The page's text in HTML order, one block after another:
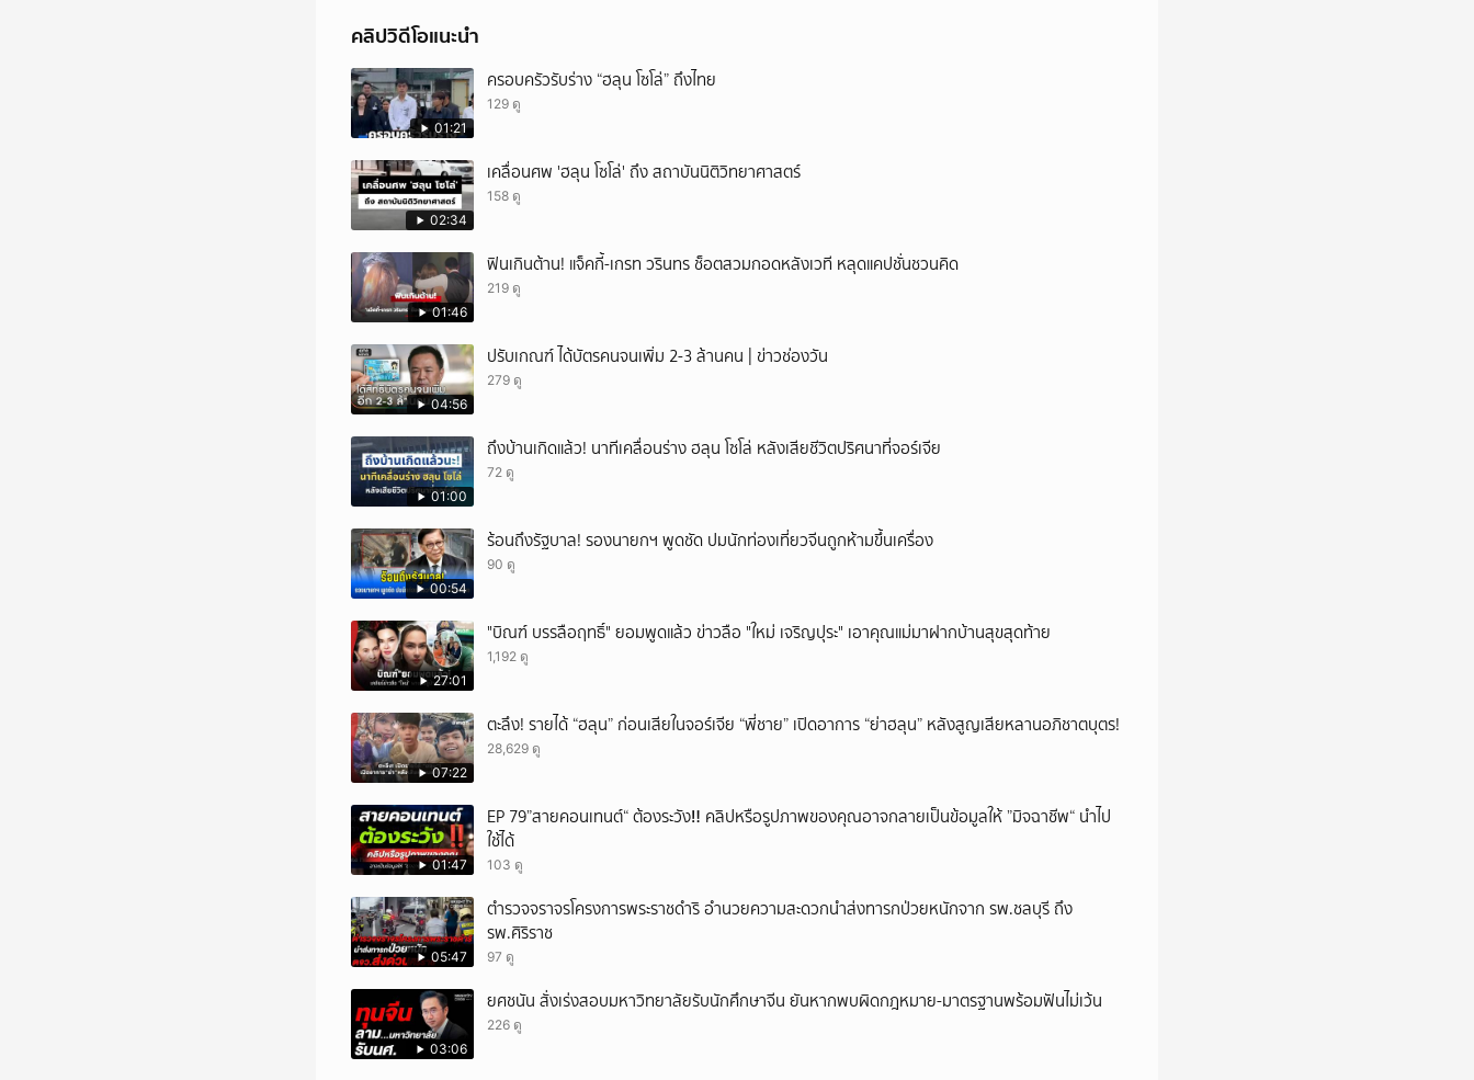
คลิปวิดีโอแนะนำ
01:21
ครอบครัวรับร่าง “ฮลุน โซโล่” ถึงไทย
129 ดู
02:34
เคลื่อนศพ 'ฮลุน โซโล่' ถึง สถาบันนิติวิทยาศาสตร์
158 ดู
01:46
ฟินเกินต้าน! แจ็คกี้-เกรท วรินทร ช็อตสวมกอดหลังเวที หลุดแคปชั่นชวนคิด
219 ดู
04:56
ปรับเกณฑ์ ได้บัตรคนจนเพิ่ม 2-3 ล้านคน | ข่าวช่องวัน
279 ดู
01:00
ถึงบ้านเกิดแล้ว! นาทีเคลื่อนร่าง ฮลุน โซโล่ หลังเสียชีวิตปริศนาที่จอร์เจีย
72 ดู
00:54
ร้อนถึงรัฐบาล! รองนายกฯ พูดชัด ปมนักท่องเที่ยวจีนถูกห้ามขึ้นเครื่อง
90 ดู
27:01
"บิณฑ์ บรรลือฤทธิ์" ยอมพูดแล้ว ข่าวลือ "ใหม่ เจริญปุระ" เอาคุณแม่มาฝากบ้านสุขสุดท้าย
1,192 ดู
07:22
ตะลึง! รายได้ “ฮลุน” ก่อนเสียในจอร์เจีย “พี่ชาย” เปิดอาการ “ย่าฮลุน” หลังสูญเสียหลานอภิชาตบุตร!
28,629 ดู
01:47
EP 79”สายคอนเทนต์“ ต้องระวัง‼️ คลิปหรือรูปภาพของคุณอาจกลายเป็นข้อมูลให้ ”มิจฉาชีพ“ นำไป
ใช้ได้
103 ดู
05:47
ตำรวจจราจรโครงการพระราชดำริ อำนวยความสะดวกนำส่งทารกป่วยหนักจาก รพ.ชลบุรี ถึง
รพ.ศิริราช
97 ดู
03:06
ยศชนัน สั่งเร่งสอบมหาวิทยาลัยรับนักศึกษาจีน ยันหากพบผิดกฎหมาย-มาตรฐานพร้อมฟันไม่เว้น
226 ดู